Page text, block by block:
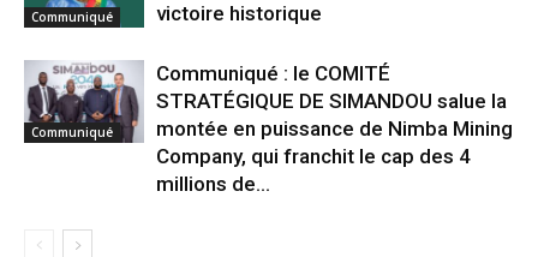
Communiqué
victoire historique
Communiqué
Communiqué : le COMITÉ
STRATÉGIQUE DE SIMANDOU salue la
montée en puissance de Nimba Mining
Company, qui franchit le cap des 4
millions de...